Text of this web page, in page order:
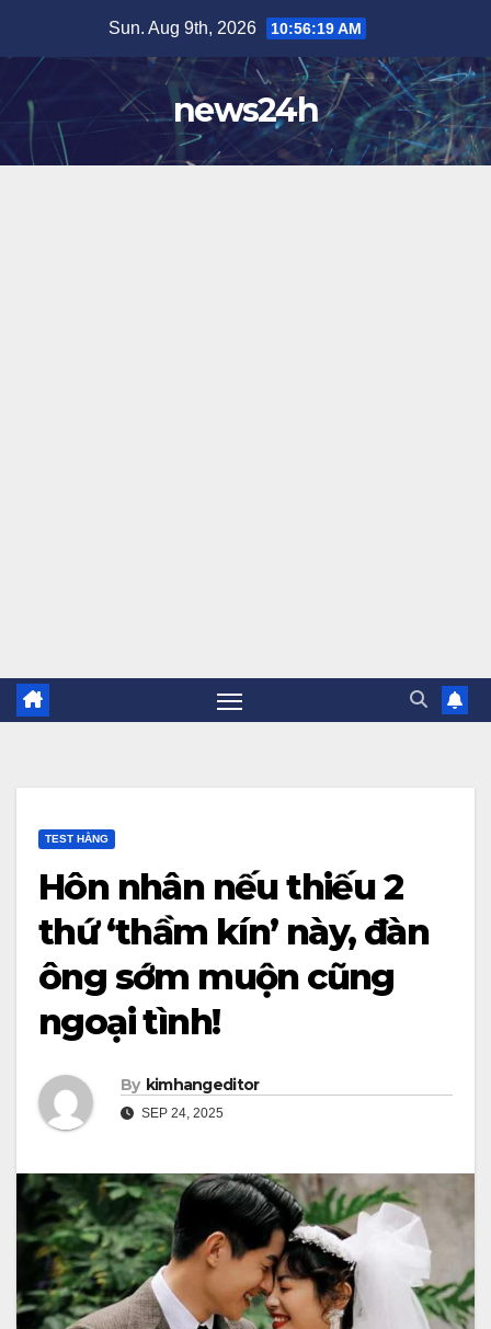
content
Sun. Aug 9th, 2026 10:56:21 AM
news24h
TEST HẰNG
Hôn nhân nếu thiếu 2
thứ ‘thầm kín’ này, đàn
ông sớm muộn cũng
ngoại tình!
By kimhangeditor
SEP 24, 2025